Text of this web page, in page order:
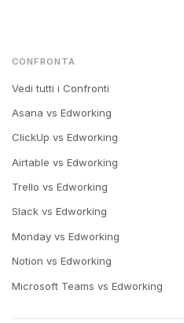
CONFRONTA
Vedi tutti i Confronti
Asana vs Edworking
ClickUp vs Edworking
Airtable vs Edworking
Trello vs Edworking
Slack vs Edworking
Monday vs Edworking
Notion vs Edworking
Microsoft Teams vs Edworking